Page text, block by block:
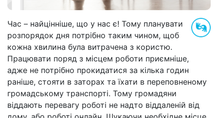
Час – найцінніше, що у нас є! Тому планувати
розпорядок дня потрібно таким чином, щоб
кожна хвилина була витрачена з користю.
Працювати поряд з місцем роботи приємніше,
адже не потрібно прокидатися за кілька годин
раніше, стояти в заторах та їхати в переповненому
громадському транспорті. Тому громадяни
віддають перевагу роботі не надто віддаленій від